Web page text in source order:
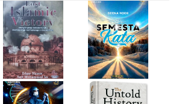
Firda Umayah
True Medical,
Bukan Sekadar
Buku Medis
Haifa Eimaan
The Untold
History of
Ottoman